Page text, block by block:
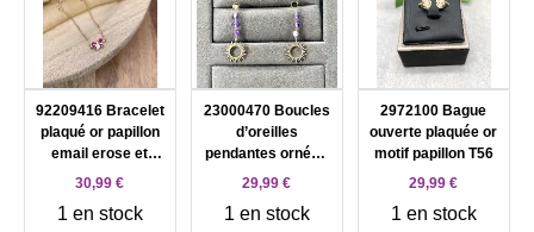
92209416 Bracelet
plaqué or papillon
email erose et
mauve
30,99 €
1 en stock
23000470 Boucles
d’oreilles
pendantes ornées
de 3 améthystes et
29,99 €
1 en stock
2972100 Bague
ouverte plaquée or
motif papillon T56
29,99 €
1 en stock